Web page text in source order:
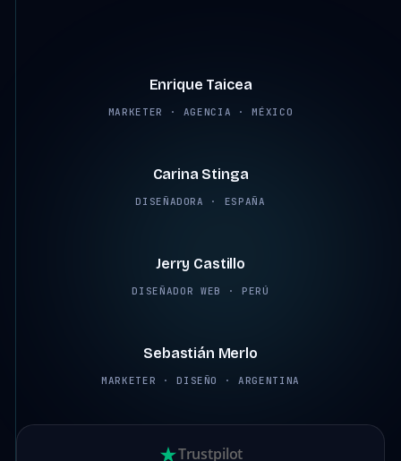
Enrique Taicea
MARKETER · AGENCIA · MÉXICO
Carina Stinga
DISEÑADORA · ESPAÑA
Jerry Castillo
DISEÑADOR WEB · PERÚ
Sebastián Merlo
MARKETER · DISEÑO · ARGENTINA
Trustpilot